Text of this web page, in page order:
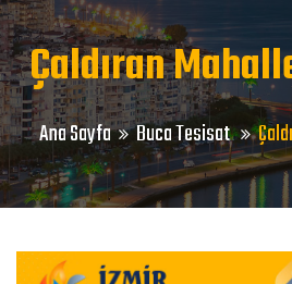
Çaldıran
Ana Sayfa Buca Tesisat